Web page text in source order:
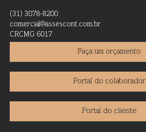
(31) 3078-8200
comercial@assescont.com.br
CRCMG 6017
Faça um orçamento
Portal do colaborador
Portal do cliente